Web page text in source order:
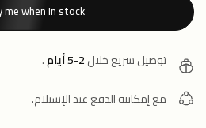
when in stock
توصيل سريع خلال2-5 أيام
.
مع إمكانية الدفع عند الإستلام.